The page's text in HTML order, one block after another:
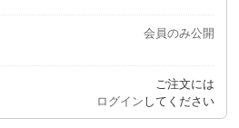
会員のみ公開
ご注文には
ログイン してください